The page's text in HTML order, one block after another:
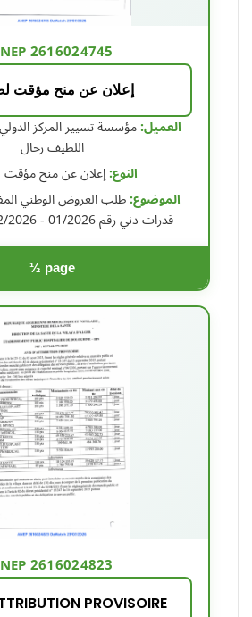
2616024745
إعلان عن منح مؤقت
العميل:مؤسسة تسيير المركز
اللطيف رحال
النوع:إعلان عن منح
الموضوع:طلب العروض الوطني
قدرات دني رقم 01/2026 - 02/2026 - 03/2026
½ page
2616024823
PROVISOIRE